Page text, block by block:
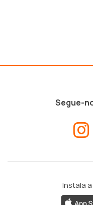
Segue-
Instala